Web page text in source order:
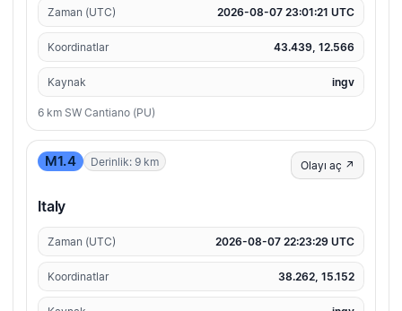
Zaman (UTC) 2026-08-07 23:01:21 UTC
Koordinatlar 43.439, 12.566
Kaynak ingv
6 km SW Cantiano (PU)
M1.4 Derinlik: 9 km Olayı aç ↗
Italy
Zaman (UTC) 2026-08-07 22:23:29 UTC
Koordinatlar 38.262, 15.152